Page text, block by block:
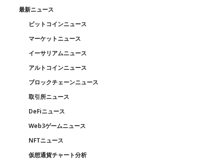
最新ニュース
ビットコインニュース
マーケットニュース
イーサリアムニュース
アルトコインニュース
ブロックチェーンニュース
取引所ニュース
DeFiニュース
Web3ゲームニュース
NFTニュース
仮想通貨チャート分析